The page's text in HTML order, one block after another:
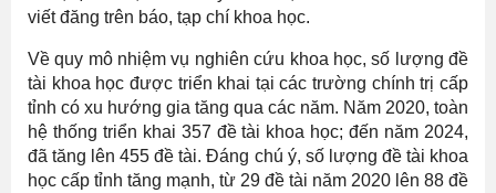
viết đăng trên báo, tạp chí khoa học.
Về quy mô nhiệm vụ nghiên cứu khoa học, số lượng đề
tài khoa học được triển khai tại các trường chính trị cấp
tỉnh có xu hướng gia tăng qua các năm. Năm 2020, toàn
hệ thống triển khai 357 đề tài khoa học; đến năm 2024,
đã tăng lên 455 đề tài. Đáng chú ý, số lượng đề tài khoa
học cấp tỉnh tăng mạnh, từ 29 đề tài năm 2020 lên 88 đề